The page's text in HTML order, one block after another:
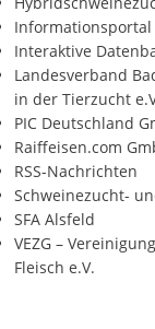
Informationsportal
Interaktive
Landesverband
in der Tierzucht
PIC Deutschland
Raiffeisen.com
RSS-Nachrichten
Schweinezucht-
SFA Alsfeld
VEZG –
Fleisch e.V.